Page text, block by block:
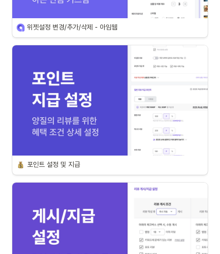
위젯설정 변경/추가/삭제 - 아임웹
포인트 설정 및 지급